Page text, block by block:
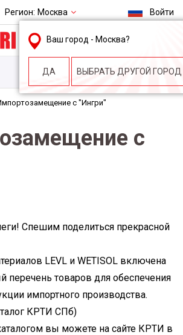
Регион: Москва
Ваш город - Москва?
ДА ВЫБРАТЬ ДРУГОЙ ГОРОД
Войти
msk@ingri.ru
пн. – пт.: 9.00-18.00
с "Ингри"
с
Спешим поделиться прекрасной
LEVL и WETISOL включена
перечень товаров для обеспечения
импортного производства.
КРТИ СПб)
вы можете на сайте КРТИ в